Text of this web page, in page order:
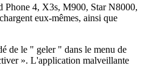
Phone 4, X3s, M900, Star N8000,
eux-mêmes, ainsi que
de le " geler " dans le menu de
». L'application malveillante